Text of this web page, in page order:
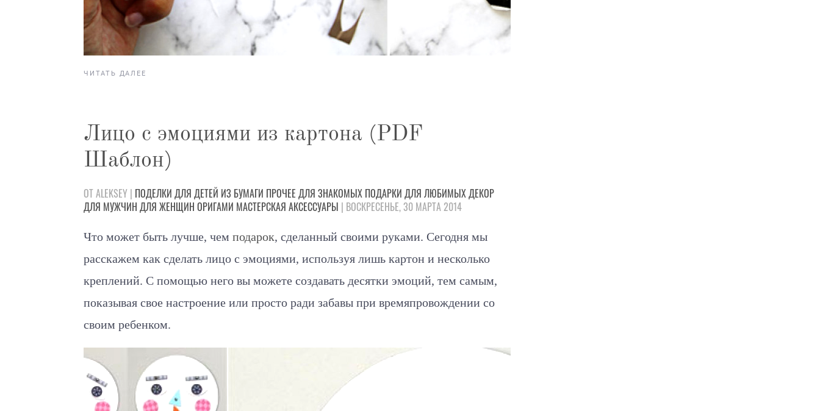
ЧИТАТЬ ДАЛЕЕ
Лицо с эмоциями из картона (PDF
Шаблон)
ОТ ALEKSEY | ПОДЕЛКИ ДЛЯ ДЕТЕЙ ИЗ БУМАГИ ПРОЧЕЕ ДЛЯ ЗНАКОМЫХ ПОДАРКИ ДЛЯ ЛЮБИМЫХДЕКОР
ДЛЯ МУЖЧИН ДЛЯ ЖЕНЩИН ОРИГАМИ МАСТЕРСКАЯ АКСЕССУАРЫ | ВОСКРЕСЕНЬЕ, 30 МАРТА 2014
Что может быть лучше, чем подарок, сделанный своими руками. Сегодня мы
расскажем как сделать лицо с эмоциями, используя лишь картон и несколько
креплений. С помощью него вы можете создавать десятки эмоций, тем самым,
показывая свое настроение или просто ради забавы при времяпровождении со
своим ребенком.